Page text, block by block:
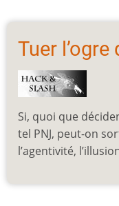
Tuer
Si, quoi que
tel PNJ, peut-on
l’agentivité,